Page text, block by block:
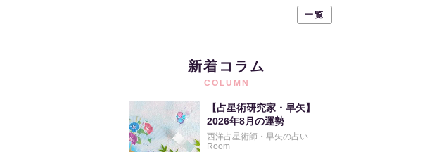
一覧
新着コラム
COLUMN
【占星術研究家・早矢】
2026年8月の運勢
西洋占星術師・早矢の占い
Room